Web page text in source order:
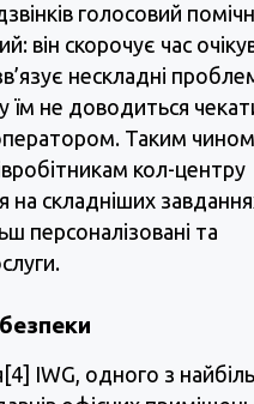
голосовий
він скорочує час
нескладні
їм не доводиться
Таким
кол-центру
на складніших
персоналізовані та
IWG, одного з